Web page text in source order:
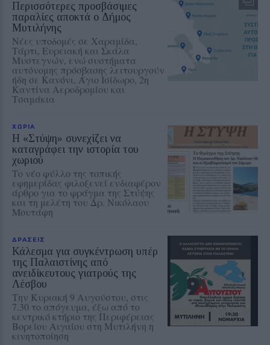
Περισσότερες προσβάσιμες
παραλίες αποκτά ο Δήμος
Μυτιλήνης
Νέες υποδομές σε Χαραμίδα,
Τάρτι, Ευρειακή και Σκάλα
Μυστεγνών, ενώ συστήματα
αυτόνομης πρόσβασης λειτουργούν
ήδη σε Κανόνι, Άγιο Ισίδωρο, 2η
Καντίνα Αεροδρομίου και
Τσαμάκια
ΧΩΡΙΑ
Η «Στύψη» συνεχίζει να
καταγράφει την ιστορία του
χωριού
Το νέο φύλλο της τοπικής
εφημερίδας φιλοξενεί ενδιαφέρον
άρθρο για το φράγμα της Στύψης
και τη μελέτη του Δρ. Νικόλαου
Μουτάφη
ΔΡΑΣΕΙΣ
Κάλεσμα για συγκέντρωση υπέρ
της Παλαιστίνης από
ανειδίκευτους γιατρούς της
Λέσβου
Την Κυριακή 9 Αυγούστου, στις
7.30 το απόγευμα, έξω από το
κεντρικό κτήριο της Περιφέρειας
Βορείου Αιγαίου στη Μυτιλήνη η
κινητοποίηση